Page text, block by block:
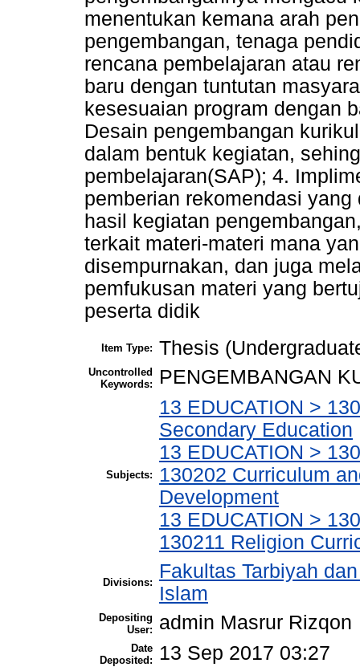
menentukan kemana arah
pengembangan, tenaga
rencana pembelajaran atau
baru dengan tuntutan
kesesuaian program dengan
Desain pengembangan
dalam bentuk kegiatan,
pembelajaran(SAP); 4.
pemberian rekomendasi
hasil kegiatan
terkait materi-materi mana
disempurnakan, dan juga
pemfukusan materi yang
peserta didik
Item Type: Thesis
Uncontrolled
Keywords:
PENGEMBANGAN
Subjects:
13 EDUCATION >
Secondary Education
13 EDUCATION >
130202 Curriculum
Development
13 EDUCATION >
130211 Religion
Divisions:
Fakultas Tarbiyah
Islam
Depositing
User:
admin Masrur Rizqon
Date
Deposited:
13 Sep 2017 03:27